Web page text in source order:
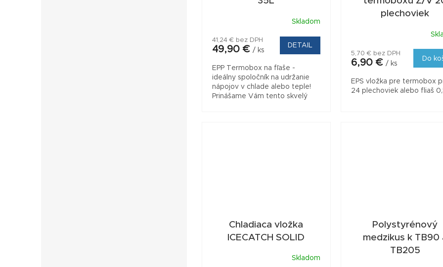
Skladom
41,24 € bez DPH
49,90 € / ks
DETAIL
EPP Termobox na fľaše -
ideálny spoločník na udržanie
nápojov v chlade alebo teple!
Prinášame Vám tento skvelý
plechoviek
5,70 € bez DPH
6,90 € / ks
Do
EPS vložka pre termobox
24 plechoviek alebo fliaš
Chladiaca vložka
ICECATCH SOLID
Skladom
Polystyrénový
medzikus k TB90
TB205